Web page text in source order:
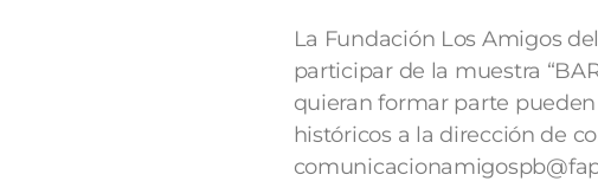
La Fundación Los Amigos
participar de la muestra
quieran formar parte
históricos a la dirección de